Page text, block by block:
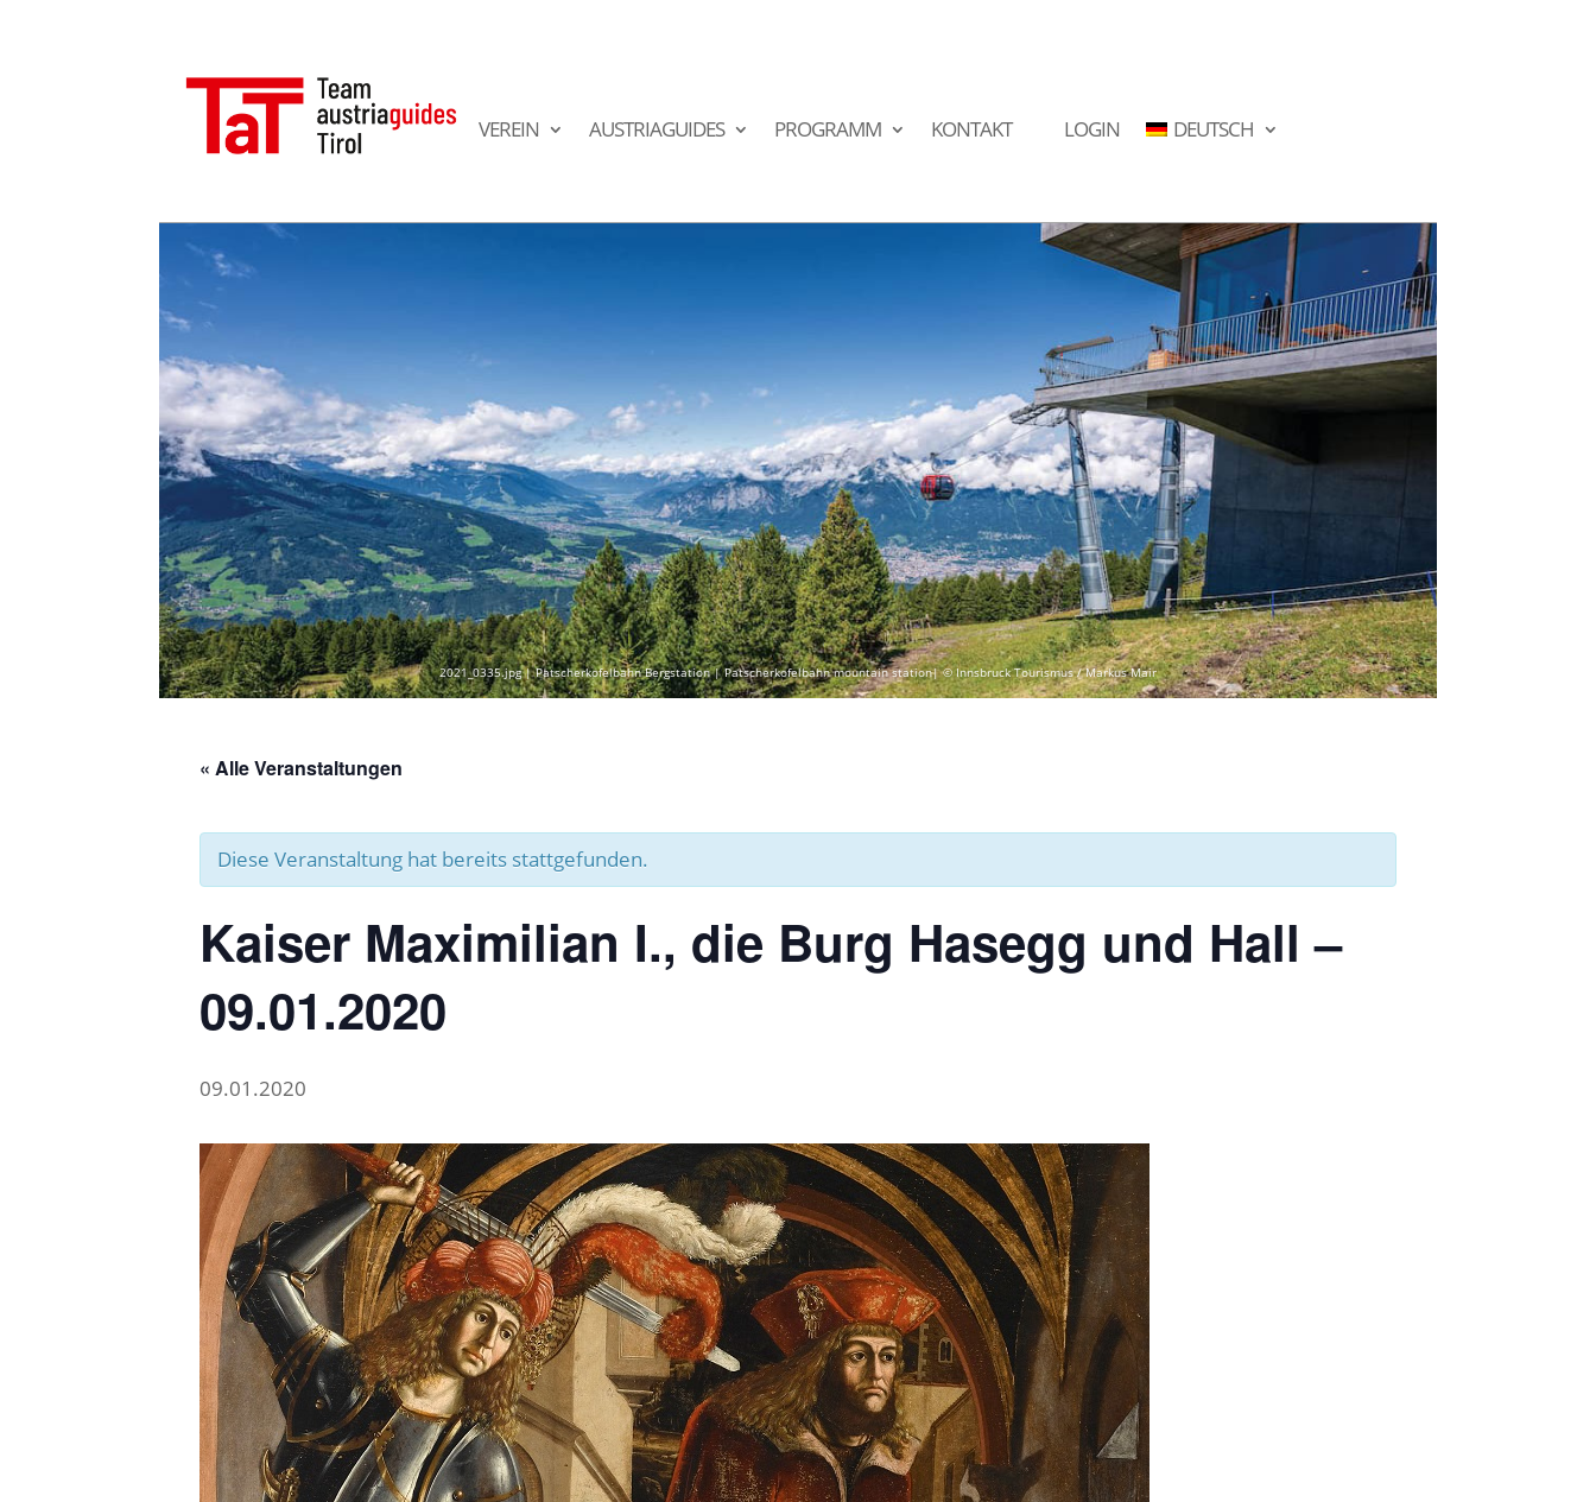
VEREIN AUSTRIAGUIDES PROGRAMM KONTAKT LOGIN DEUTSCH
2021_0335.jpg | Patscherkofelbahn Bergstation | Patscherkofelbahn mountain station| © Innsbruck Tourismus / Markus Mair
« Alle Veranstaltungen
Diese Veranstaltung hat bereits stattgefunden.
Kaiser Maximilian I., die Burg Hasegg und Hall –
09.01.2020
09.01.2020